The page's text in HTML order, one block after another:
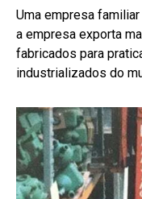
Uma empresa
a empresa exporta
fabricados para
industrializados do